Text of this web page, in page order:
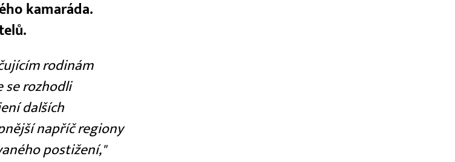
kamaráda.
rodinám
se rozhodli
dalších
napříč regiony
postižení,"